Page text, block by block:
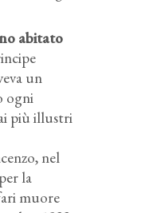
abitato
un
ogni
più illustri
nel
la
muore